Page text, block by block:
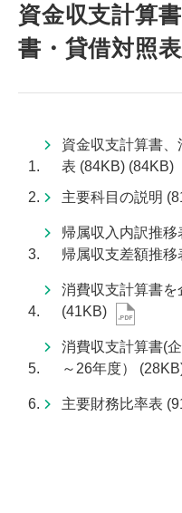
資金収支計算
書・貸借対照
資金収支計算書
表 (84KB) (84KB)
主要科目の説明
帰属収入内訳推移
帰属収支差額推移
消費収支計算書
(41KB)
消費収支計算書(
～26年度）
主要財務比率表